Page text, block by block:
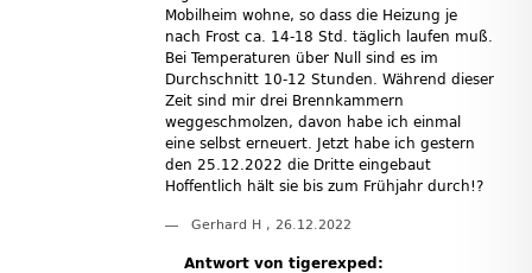
Mobilheim wohne, so dass die Heizung je
nach Frost ca. 14-18 Std. täglich laufen muß.
Bei Temperaturen über Null sind es im
Durchschnitt 10-12 Stunden. Während dieser
Zeit sind mir drei Brennkammern
weggeschmolzen, davon habe ich einmal
eine selbst erneuert. Jetzt habe ich gestern
den 25.12.2022 die Dritte eingebaut
Hoffentlich hält sie bis zum Frühjahr durch!?
Gerhard H , 26.12.2022
Antwort von tigerexped: